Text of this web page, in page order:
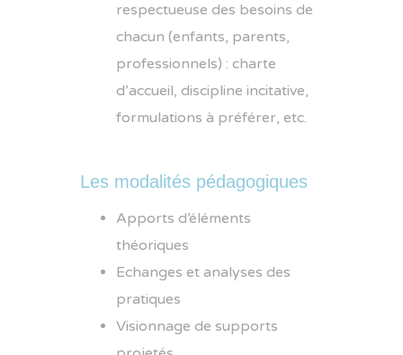
respectueuse des besoins de
chacun (enfants, parents,
professionnels) : charte
d’accueil, discipline incitative,
formulations à préférer, etc.
Les modalités pédagogiques
Apports d’éléments
théoriques
Echanges et analyses des
pratiques
Visionnage de supports